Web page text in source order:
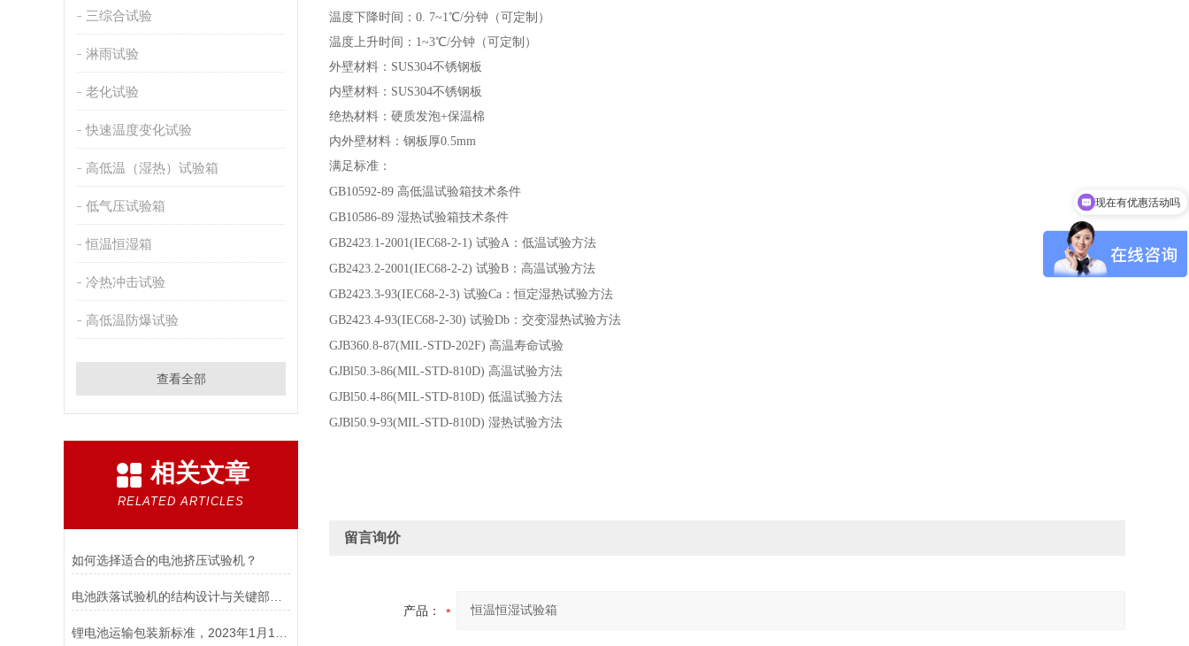
三综合试验
淋雨试验
老化试验
快速温度变化试验
高低温（湿热）试验箱
低气压试验箱
恒温恒湿箱
冷热冲击试验
高低温防爆试验
查看全部
相关文章
RELATED ARTICLES
如何选择适合的电池挤压试验机？
温度下降时间：0. 7~1℃/分钟 （可定制）
温度上升时间 ： 1~3℃/分钟 （可定制）
外壁材料：SUS304不锈钢板
内壁材料：SUS304不锈钢板
绝热材料：硬质发泡+保温棉
内外壁材料：钢板厚0.5mm
满足标准：
GB10592-89 高低温试验箱技术条件
GB10586-89 湿热试验箱技术条件
GB2423.1-2001(IEC68-2-1) 试验A：低温试验方法
GB2423.2-2001(IEC68-2-2) 试验B：高温试验方法
GB2423.3-93(IEC68-2-3) 试验Ca：恒定湿热试验方法
GB2423.4-93(IEC68-2-30) 试验Db：交变湿热试验方法
GJB360.8-87(MIL-STD-202F) 高温寿命试验
GJBl50.3-86(MIL-STD-810D) 高温试验方法
GJBl50.4-86(MIL-STD-810D) 低温试验方法
GJBl50.9-93(MIL-STD-810D) 湿热试验方法
留言询价
产品：
可以介绍下你们的产品么